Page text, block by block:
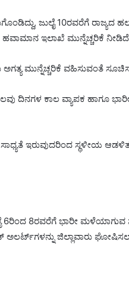
ಜುಲೈ 10ರವರೆಗೆ ರಾಜ್ಯದ
ಇಲಾಖೆ ಮುನ್ನೆಚ್ಚರಿಕೆ
ಮುನ್ನೆಚ್ಚರಿಕೆ ವಹಿಸುವಂತೆ
ದಿನಗಳ ಕಾಲ ವ್ಯಾಪಕ ಹಾಗೂ
ಇರುವುದರಿಂದ ಸ್ಥಳೀಯ ಆಡಳಿತ
6ರಿಂದ 8ರವರೆಗೆ ಭಾರೀ
ಅಲರ್ಟ್‌ಗಳನ್ನು ಜಿಲ್ಲಾವಾರು